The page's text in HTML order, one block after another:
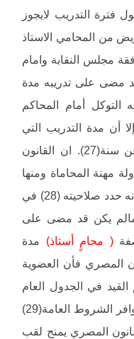
فترة التدريب لايجوز
من المحامي الاستاذ
مجلس النقابة وامام
مضى على تدريبه مدة
أمام المحاكم
أن مدة التدريب التي
يجب أن يكون قد أمضاها لاتقل عن سنة(27). ان القانون
مهنة المحاماة ومنها
حق التوكل في خصومات الغير، الا انه حدد صلاحيته (28) في
مالم يكن قد مضى على
( محامٍ أستاذ) مدة
المصري فأن العضوية
القيد في الجدول العام
للمحامين، الذي يشترط للقيد فيه توافر الشروط العامة(29)
المصري يمنح لقب